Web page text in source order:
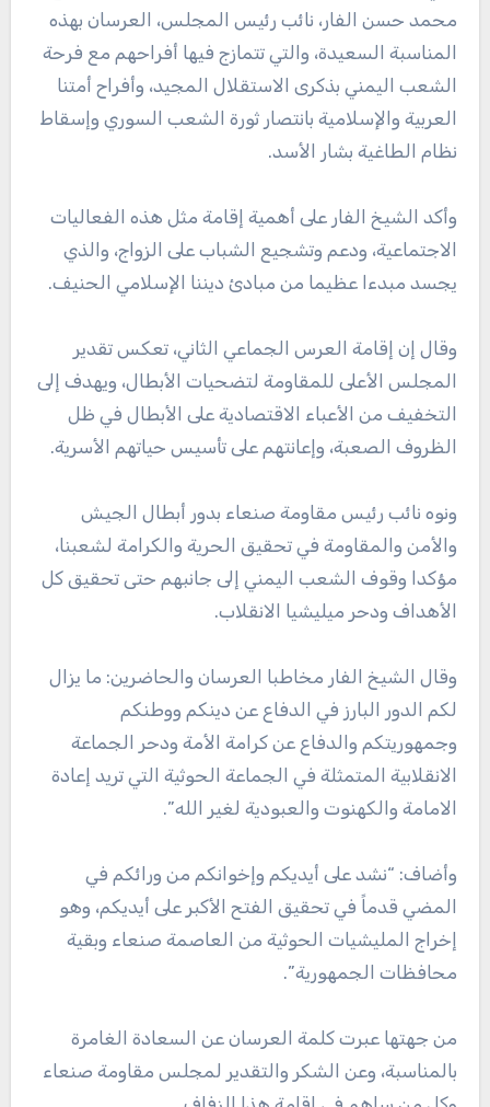
محمد حسن الفار، نائب رئيس المجلس، العرسان بهذه
المناسبة السعيدة، والتي تتمازج فيها أفراحهم مع فرحة
الشعب اليمني بذكرى الاستقلال المجيد، وأفراح أمتنا
العربية والإسلامية بانتصار ثورة الشعب السوري وإسقاط
نظام الطاغية بشار الأسد.
وأكد الشيخ الفار على أهمية إقامة مثل هذه الفعاليات
الاجتماعية، ودعم وتشجيع الشباب على الزواج، والذي
يجسد مبدءا عظيما من مبادئ ديننا الإسلامي الحنيف.
وقال إن إقامة العرس الجماعي الثاني، تعكس تقدير
المجلس الأعلى للمقاومة لتضحيات الأبطال، ويهدف إلى
التخفيف من الأعباء الاقتصادية على الأبطال في ظل
الظروف الصعبة، وإعانتهم على تأسيس حياتهم الأسرية.
ونوه نائب رئيس مقاومة صنعاء بدور أبطال الجيش
والأمن والمقاومة في تحقيق الحرية والكرامة لشعبنا،
مؤكدا وقوف الشعب اليمني إلى جانبهم حتى تحقيق كل
الأهداف ودحر ميليشيا الانقلاب.
وقال الشيخ الفار مخاطبا العرسان والحاضرين: ما يزال
لكم الدور البارز في الدفاع عن دينكم ووطنكم
وجمهوريتكم والدفاع عن كرامة الأمة ودحر الجماعة
الانقلابية المتمثلة في الجماعة الحوثية التي تريد إعادة
الامامة والكهنوت والعبودية لغير الله”.
وأضاف: “نشد على أيديكم وإخوانكم من ورائكم في
المضي قدماً في تحقيق الفتح الأكبر على أيديكم، وهو
إخراج المليشيات الحوثية من العاصمة صنعاء وبقية
محافظات الجمهورية”.
من جهتها عبرت كلمة العرسان عن السعادة الغامرة
بالمناسبة، وعن الشكر والتقدير لمجلس مقاومة صنعاء